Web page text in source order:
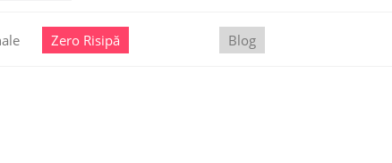
Zero Risipă Blog